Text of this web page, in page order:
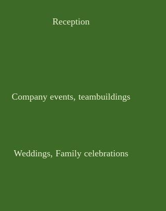
Reception
Company events, teambuildings
Weddings, Family celebrations